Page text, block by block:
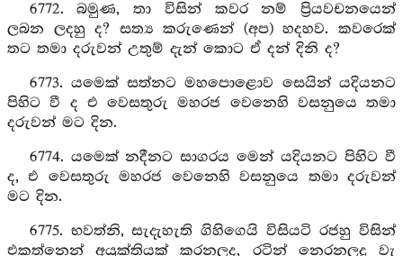
6772. බමුණ, තා විසින් කවර නම් ප්‍රියවචනයෙන්
ලබන ලදහු ද? සත්‍ය කරුණෙන් (අප) හදහව. කවරෙක්
තට තමා දරුවන් උතුම් දැන් කොට ඒ දන් දිනි ද?
6773. යමෙක් සත්නට මහපොළොව සෙයින් යදියනට
පිහිට වී ද එ වෙසතුරු මහරජ වෙනෙහි වසනුයෙ තමා
දරුවන් මට දින.
6774. යමෙක් නදීනට සාගරය මෙන් යදියනට පිහිට වී
ද, එ වෙසතුරු මහරජ වෙනෙහි වසනුයෙ තමා දරුවන්
මට දින.
6775. භවත්නි, සැදැහැති ගිහිගෙයි විසියටි රජහු විසින්
එකත්නෙන් අයුක්තියක් කරනලද, රටින් නෙරනලදු වැ